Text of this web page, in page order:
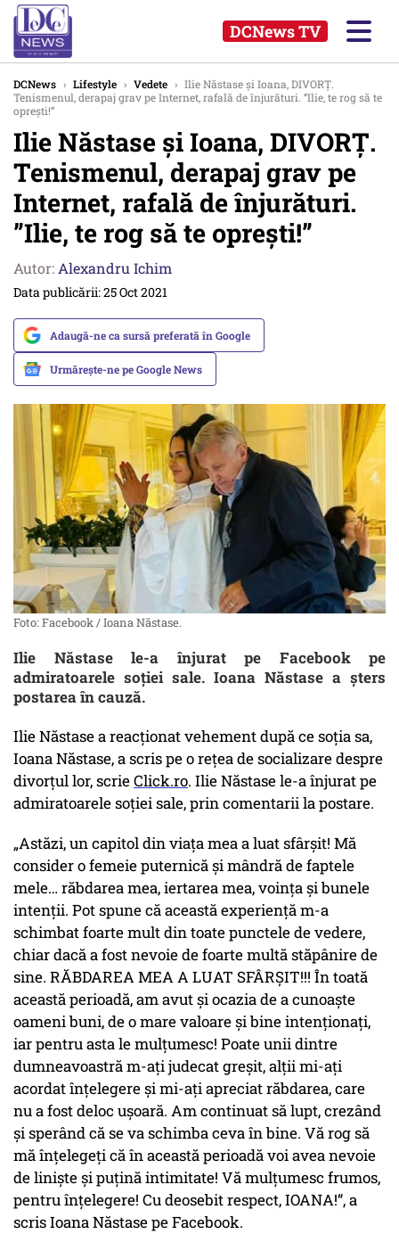
DCNews TV
DCNews › Lifestyle › Vedete › Ilie Năstase și Ioana, DIVORȚ.
Tenismenul, derapaj grav pe Internet, rafală de înjurături. ”Ilie, te rog să te
opreşti!”
Ilie Năstase și Ioana, DIVORȚ.
Tenismenul, derapaj grav pe
Internet, rafală de înjurături.
”Ilie, te rog să te opreşti!”
Autor: Alexandru Ichim
Data publicării: 25 Oct 2021
Adaugă-ne ca sursă preferată în Google
Urmărește-ne pe Google News
Foto: Facebook / Ioana Năstase.
Ilie Năstase le-a înjurat pe Facebook pe
admiratoarele soției sale. Ioana Năstase a șters
postarea în cauză.
Ilie Năstase a reacționat vehement după ce soția sa,
Ioana Năstase, a scris pe o rețea de socializare despre
divorțul lor, scrieClick.ro. Ilie Năstase le-a înjurat pe
admiratoarele soției sale, prin comentarii la postare.
„Astăzi, un capitol din viaţa mea a luat sfârşit! Mă
consider o femeie puternică şi mândră de faptele
mele… răbdarea mea, iertarea mea, voinţa şi bunele
intenţii. Pot spune că această experienţă m-a
schimbat foarte mult din toate punctele de vedere,
chiar dacă a fost nevoie de foarte multă stăpânire de
sine. RĂBDAREA MEA A LUAT SFÂRŞIT!!! În toată
această perioadă, am avut şi ocazia de a cunoaşte
oameni buni, de o mare valoare şi bine intenţionaţi,
iar pentru asta le mulţumesc! Poate unii dintre
dumneavoastră m-aţi judecat greşit, alţii mi-aţi
acordat înţelegere şi mi-aţi apreciat răbdarea, care
nu a fost deloc uşoară. Am continuat să lupt, crezând
şi sperând că se va schimba ceva în bine. Vă rog să
mă înţelegeţi că în această perioadă voi avea nevoie
de linişte şi puţină intimitate! Vă mulţumesc frumos,
pentru înţelegere! Cu deosebit respect, IOANA!“, a
scris Ioana Năstase pe Facebook.